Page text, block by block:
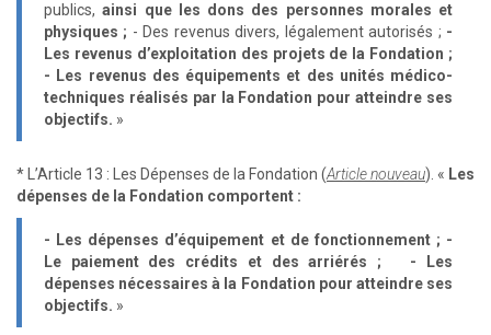
publics,ainsi que les dons des personnes morales et
physiques ; - Des revenus divers, légalement autorisés ; -
Les revenus d’exploitation des projets de la Fondation ;
- Les revenus des équipements et des unités médico-
techniques réalisés par la Fondation pour atteindre ses
objectifs. »
* L’Article 13 : Les Dépenses de la Fondation (Article nouveau). « Les
dépenses de la Fondation comportent :
- Les dépenses d’équipement et de fonctionnement ; -
Le paiement des crédits et des arriérés ; - Les
dépenses nécessaires à la Fondation pour atteindre ses
objectifs. »